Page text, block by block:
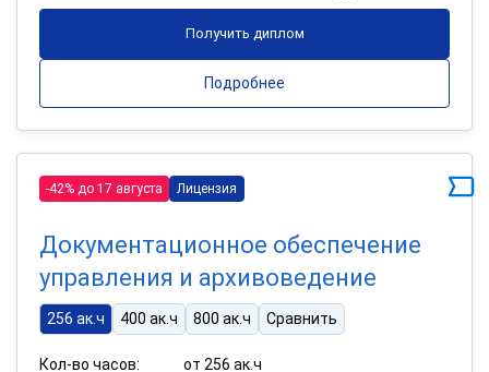
Получить диплом
Подробнее
-42% до 17 августа Лицензия
Документационное обеспечение
управления и архивоведение
256 ак.ч 400 ак.ч 800 ак.ч Сравнить
Кол-во часов:
от 256 ак.ч